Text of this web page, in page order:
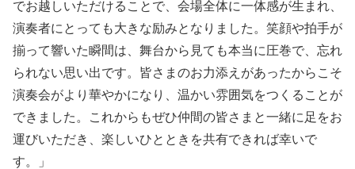
でお越しいただけることで、会場全体に一体感が生まれ、
演奏者にとっても大きな励みとなりました。笑顔や拍手が
揃って響いた瞬間は、舞台から見ても本当に圧巻で、忘れ
られない思い出です。皆さまのお力添えがあったからこそ
演奏会がより華やかになり、温かい雰囲気をつくることが
できました。これからもぜひ仲間の皆さまと一緒に足をお
運びいただき、楽しいひとときを共有できれば幸いで
す。」